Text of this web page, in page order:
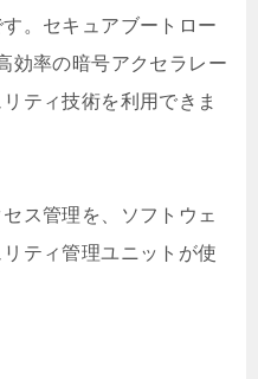
。セキュアブートロー
効率の暗号アクセラレー
ティ技術を利用できま
ス管理を、ソフトウェ
ティ管理ユニットが使